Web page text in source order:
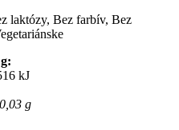
laktózy, Bez farbív, Bez
kJ
g